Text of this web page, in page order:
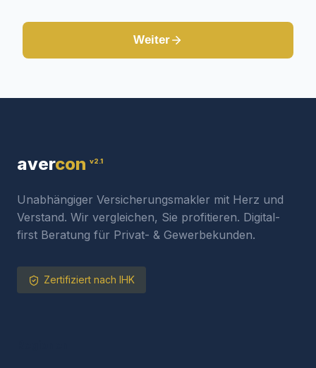
Weiter
avercon v2.1
Unabhängiger Versicherungsmakler mit Herz und
Verstand. Wir vergleichen, Sie profitieren. Digital-
first Beratung für Privat- & Gewerbekunden.
Zertifiziert nach IHK